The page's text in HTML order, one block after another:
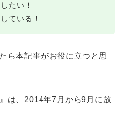
たい！
ている！
ら本記事がお役に立つと思
は、2014年7月から9月に放